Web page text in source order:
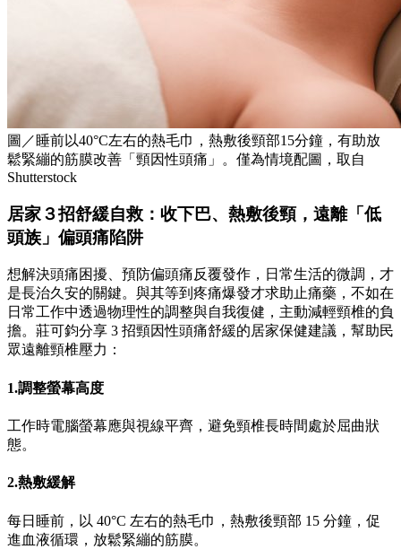
圖／睡前以40°C左右的熱毛巾，熱敷後頸部15分鐘，有助放
鬆緊繃的筋膜改善「頸因性頭痛」。僅為情境配圖，取自
Shutterstock
居家３招舒緩自救：收下巴、熱敷後頸，遠離「低
頭族」偏頭痛陷阱
想解決頭痛困擾、預防偏頭痛反覆發作，日常生活的微調，才
是長治久安的關鍵。與其等到疼痛爆發才求助止痛藥，不如在
日常工作中透過物理性的調整與自我復健，主動減輕頸椎的負
擔。莊可鈞分享 3 招頸因性頭痛舒緩的居家保健建議，幫助民
眾遠離頸椎壓力：
1.調整螢幕高度
工作時電腦螢幕應與視線平齊，避免頸椎長時間處於屈曲狀
態。
2.熱敷緩解
每日睡前，以 40°C 左右的熱毛巾，熱敷後頸部 15 分鐘，促
進血液循環，放鬆緊繃的筋膜。